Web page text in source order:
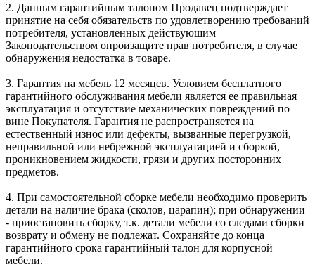
2. Данным гарантийным талоном Продавец подтверждает
принятие на себя обязательств по удовлетворению требований
потребителя, установленных действующим
Законодательством опроизащите прав потребителя, в случае
обнаружения недостатка в товаре.
3. Гарантия на мебель 12 месяцев. Условием бесплатного
гарантийного обслуживания мебели является ее правильная
эксплуатация и отсутствие механических повреждений по
вине Покупателя. Гарантия не распространяется на
естественный износ или дефекты, вызванные перегрузкой,
неправильной или небрежной эксплуатацией и сборкой,
проникновением жидкости, грязи и других посторонних
предметов.
4. При самостоятельной сборке мебели необходимо проверить
детали на наличие брака (сколов, царапин); при обнаружении
- приостановить сборку, т.к. детали мебели со следами сборки
возврату и обмену не подлежат. Сохраняйте до конца
гарантийного срока гарантийный талон для корпусной
мебели.